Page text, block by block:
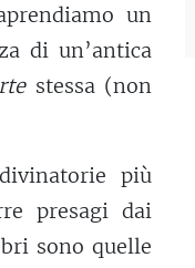
un
di un’antica
stessa (non
più
presagi dai
sono quelle